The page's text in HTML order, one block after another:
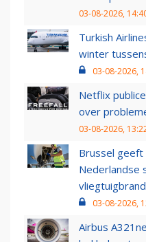
03-08-2026,
Turkish
winter
03-08-2026,
Netflix
over
03-08-2026,
Brussel geeft
Nederlandse
03-08-2026,
Airbus